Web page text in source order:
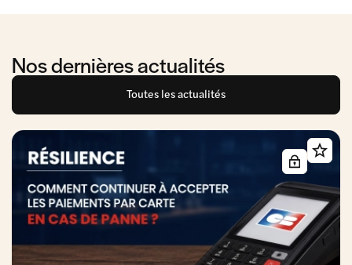
Nos dernières actualités
Toutes les actualités